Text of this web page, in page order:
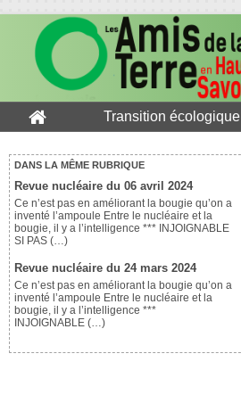
Transition écologique
DANS LA MÊME RUBRIQUE
Revue nucléaire du 06 avril 2024
Ce n’est pas en améliorant la bougie qu’on a
inventé l’ampoule Entre le nucléaire et la
bougie, il y a l’intelligence *** INJOIGNABLE
SI PAS (…)
Revue nucléaire du 24 mars 2024
Ce n’est pas en améliorant la bougie qu’on a
inventé l’ampoule Entre le nucléaire et la
bougie, il y a l’intelligence ***
INJOIGNABLE (…)